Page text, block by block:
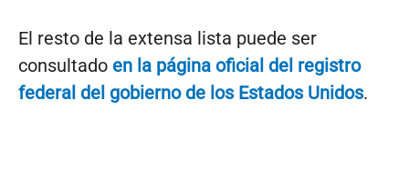
El resto de la extensa lista puede ser
consultado en la página oficial del registro
federal del gobierno de los Estados Unidos.